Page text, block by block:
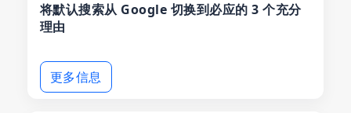
将默认搜索从 Google 切换到必应的 3 个充分
理由
更多信息